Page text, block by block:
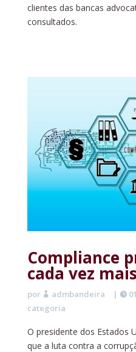
clientes das bancas
consultados.
Compliance
cada vez
por admbandeira |
categoria
O presidente dos Estados
que a luta contra a